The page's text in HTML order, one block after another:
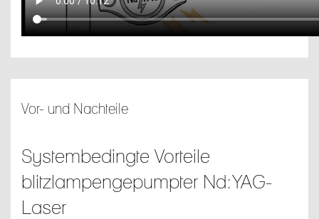
Vor- und Nachteile
Systembedingte Vorteile
blitzlampengepumpter Nd:YAG-
Laser